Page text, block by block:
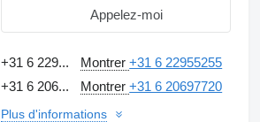
Appelez-moi
+31 6 229... Montrer+31 6 22955255
+31 6 206...
Montrer+31 6 20697720
Plus d'informations